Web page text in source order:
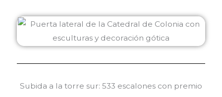
Subida a la torre sur: 533 escalones con premio